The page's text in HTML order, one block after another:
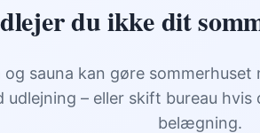
du ikke dit
og sauna kan gøre
udlejning – eller skift bureau
belægning.